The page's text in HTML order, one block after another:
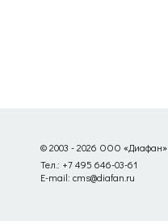
© 2003 - 2026 ООО «Диафан»
Тел.: +7 495 646-03-61
E-mail: cms@diafan.ru